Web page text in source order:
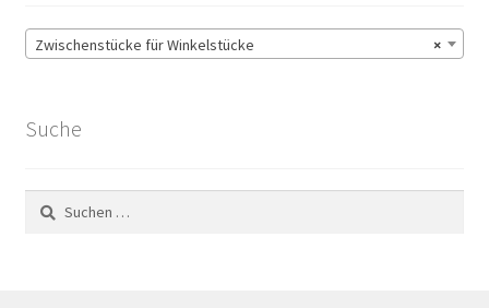
×
Zwischenstücke für Winkelstücke
Suche
Suchen
nach: